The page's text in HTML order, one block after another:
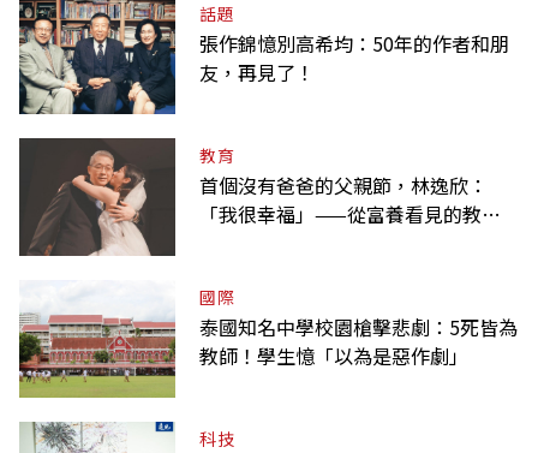
話題
張作錦憶別高希均：50年的作者和朋
友，再見了！
教育
首個沒有爸爸的父親節，林逸欣：
「我很幸福」——從富養看見的教養
國際
泰國知名中學校園槍擊悲劇：5死皆為
教師！學生憶「以為是惡作劇」
科技